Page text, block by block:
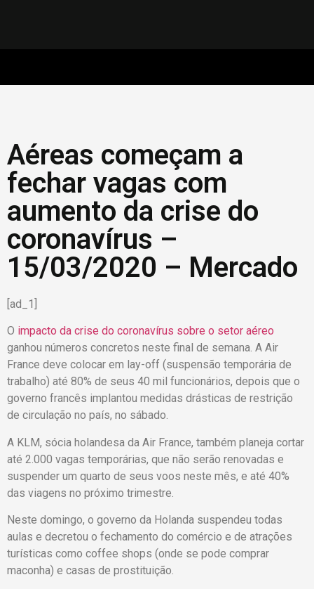
Aéreas começam a
fechar vagas com
aumento da crise do
coronavírus –
15/03/2020 – Mercado
[ad_1]
O impacto da crise do coronavírus sobre o setor aéreo
ganhou números concretos neste final de semana. A Air
France deve colocar em lay-off (suspensão temporária de
trabalho) até 80% de seus 40 mil funcionários, depois que o
governo francês implantou medidas drásticas de restrição
de circulação no país, no sábado.
A KLM, sócia holandesa da Air France, também planeja cortar
até 2.000 vagas temporárias, que não serão renovadas e
suspender um quarto de seus voos neste mês, e até 40%
das viagens no próximo trimestre.
Neste domingo, o governo da Holanda suspendeu todas
aulas e decretou o fechamento do comércio e de atrações
turísticas como coffee shops (onde se pode comprar
maconha) e casas de prostituição.